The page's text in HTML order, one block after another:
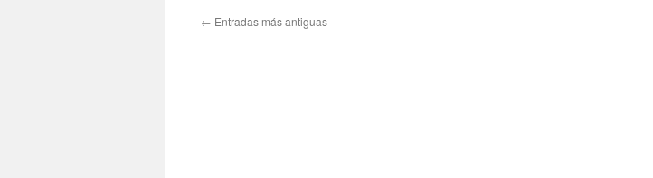
← Entradas más antiguas